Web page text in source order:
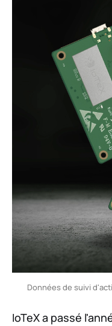
Données de suivi
IoTeX a passé